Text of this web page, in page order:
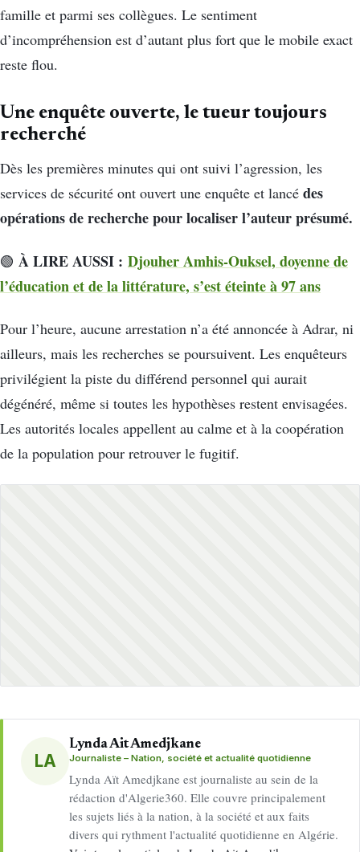
famille et parmi ses collègues. Le sentiment
d’incompréhension est d’autant plus fort que le mobile exact
reste flou.
Une enquête ouverte, le tueur toujours
recherché
Dès les premières minutes qui ont suivi l’agression, les
services de sécurité ont ouvert une enquête et lancé des
opérations de recherche pour localiser l’auteur présumé.
🟢 À LIRE AUSSI : Djouher Amhis-Ouksel, doyenne de
l’éducation et de la littérature, s’est éteinte à 97 ans
Pour l’heure, aucune arrestation n’a été annoncée à Adrar, ni
ailleurs, mais les recherches se poursuivent. Les enquêteurs
privilégient la piste du différend personnel qui aurait
dégénéré, même si toutes les hypothèses restent envisagées.
Les autorités locales appellent au calme et à la coopération
de la population pour retrouver le fugitif.
LA
Lynda Ait Amedjkane
Journaliste – Nation, société et actualité quotidienne
Lynda Aït Amedjkane est journaliste au sein de la
rédaction d'Algerie360. Elle couvre principalement
les sujets liés à la nation, à la société et aux faits
divers qui rythment l'actualité quotidienne en Algérie.